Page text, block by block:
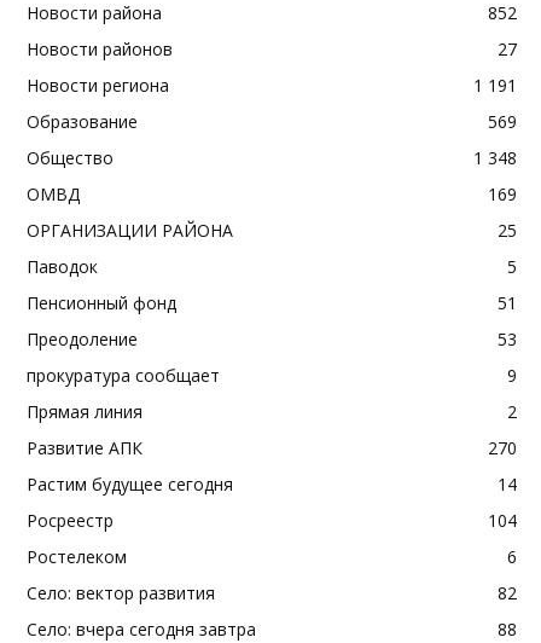
Новости района
852
Новости районов
27
Новости региона
1 191
Образование
569
Общество
1 348
ОМВД
169
ОРГАНИЗАЦИИ РАЙОНА
25
Паводок
5
Пенсионный фонд
51
Преодоление
53
прокуратура сообщает
9
Прямая линия
2
Развитие АПК
270
Растим будущее сегодня
14
Росреестр
104
Ростелеком
6
Село: вектор развития
82
Село: вчера сегодня завтра
88